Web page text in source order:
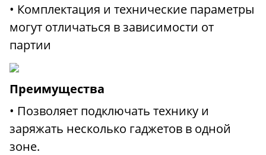
• Комплектация и технические параметры
могут отличаться в зависимости от
партии
Преимущества
• Позволяет подключать технику и
заряжать несколько гаджетов в одной
зоне.